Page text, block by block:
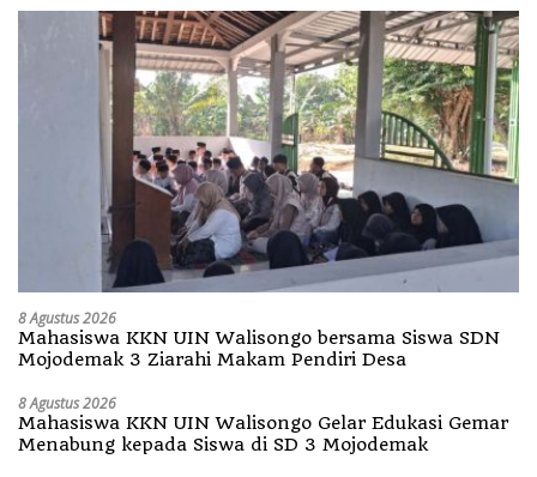
8 Agustus 2026
Mahasiswa KKN UIN Walisongo bersama Siswa SDN
Mojodemak 3 Ziarahi Makam Pendiri Desa
8 Agustus 2026
Mahasiswa KKN UIN Walisongo Gelar Edukasi Gemar
Menabung kepada Siswa di SD 3 Mojodemak